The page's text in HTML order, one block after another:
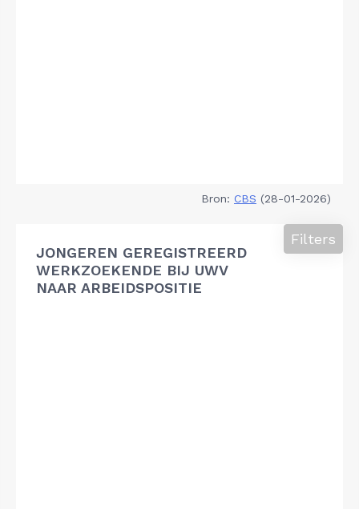
Bron: CBS (28-01-2026)
JONGEREN GEREGISTREERD
WERKZOEKENDE BIJ UWV
NAAR ARBEIDSPOSITIE
Filters